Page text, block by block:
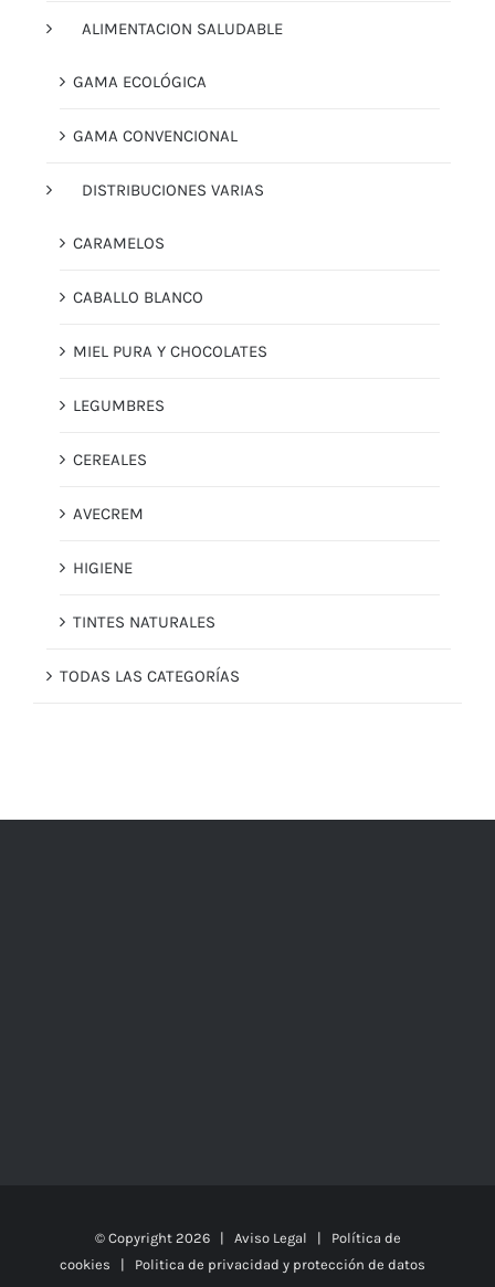
ALIMENTACION SALUDABLE
GAMA ECOLÓGICA
GAMA CONVENCIONAL
DISTRIBUCIONES VARIAS
CARAMELOS
CABALLO BLANCO
MIEL PURA Y CHOCOLATES
LEGUMBRES
CEREALES
AVECREM
HIGIENE
TINTES NATURALES
TODAS LAS CATEGORÍAS
© Copyright 2026 | Aviso Legal | Política de
cookies | Politica de privacidad y protección de datos